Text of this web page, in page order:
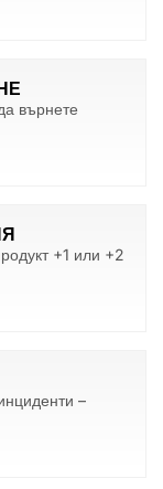
върнете
+1 или +2
–